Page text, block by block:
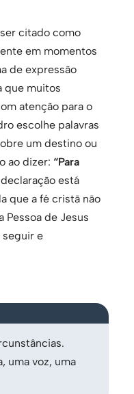
citado como
em momentos
de expressão
que muitos
atenção para o
escolhe palavras
um destino ou
ao dizer: “Para
está
que a fé cristã não
Pessoa de Jesus
seguir e
uma voz, uma